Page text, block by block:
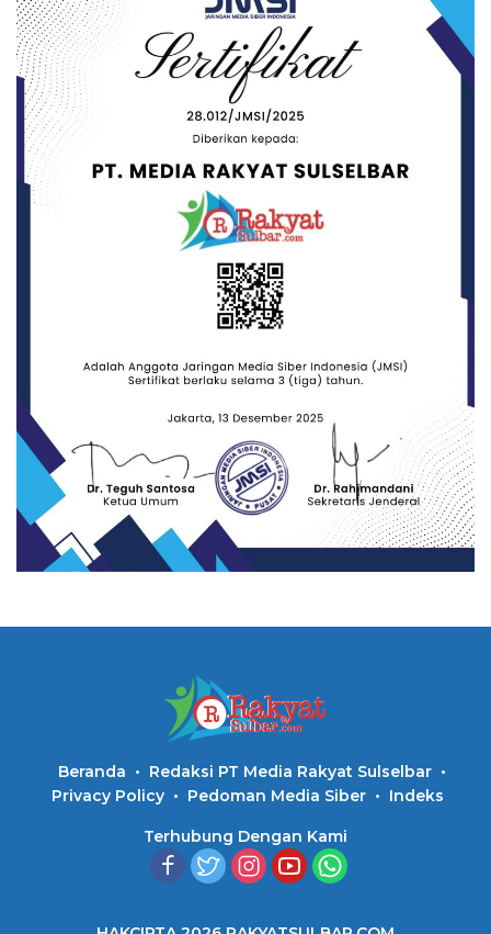
Beranda
Redaksi PT Media Rakyat Sulselbar
Privacy Policy
Pedoman Media Siber Indeks
Terhubung Dengan Kami